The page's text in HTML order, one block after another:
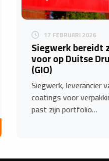
17 FEBRUARI 2026
Siegwerk
voor op Duitse
(GIO)
Siegwerk, leverancier
coatings voor
past zijn portfolio…